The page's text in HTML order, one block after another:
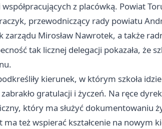
z placówką. Powiat
przewodniczący rady powiatu
zarządu Mirosław Nawrotek, a także
tak licznej delegacji pokazała, że
kierunek, w którym szkoła
gratulacji i życzeń. Na ręce
który ma służyć dokumentowaniu
też wspierać kształcenie na nowym